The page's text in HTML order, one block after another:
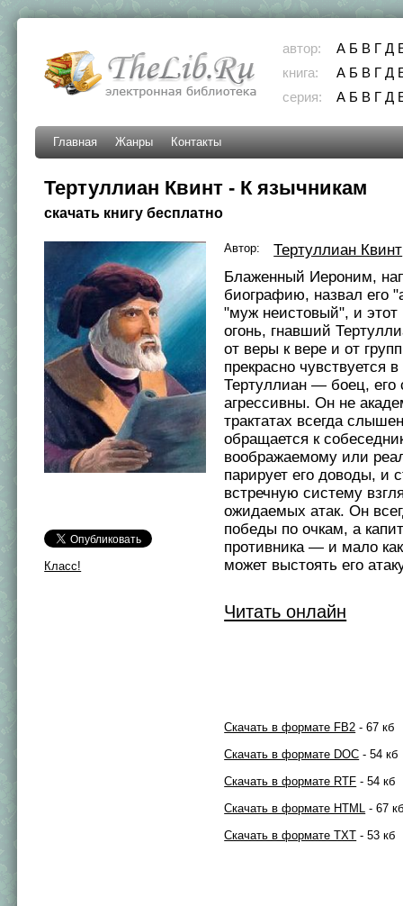
автор: А Б В Г Д
книга:
А Б В Г Д
серия:
А Б В Г Д
Главная Жанры Контакты
Тертуллиан Квинт - К язычникам
скачать книгу бесплатно
Класс!
Автор:
Тертуллиан Квинт
Блаженный Иероним,
биографию, назвал его
"муж неистовый", и этот
огонь, гнавший
от веры к вере и от
прекрасно чувствуется
Тертуллиан — боец, его
агрессивны. Он не
трактатах всегда
обращается к
воображаемому или
парирует его доводы, и
встречную систему
ожидаемых атак. Он
победы по очкам, а
противника — и мало
может выстоять его
Читать онлайн
Скачать в формате FB2 - 67 кб
Скачать в формате DOC - 54 кб
Скачать в формате RTF - 54 кб
Скачать в формате HTML - 67
Скачать в формате TXT - 53 кб